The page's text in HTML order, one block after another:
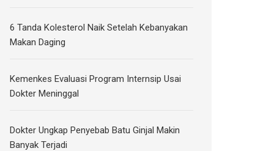
6 Tanda Kolesterol Naik Setelah Kebanyakan
Makan Daging
Kemenkes Evaluasi Program Internsip Usai
Dokter Meninggal
Dokter Ungkap Penyebab Batu Ginjal Makin
Banyak Terjadi